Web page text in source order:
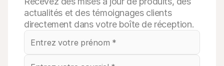
actualités et des témoignages clients
directement dans votre boîte de réception.